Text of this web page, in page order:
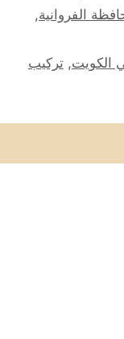
الفروانية,
الكويت,تركيب